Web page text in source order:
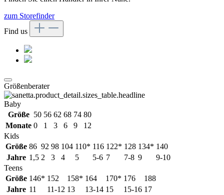
zum Storefinder
Find us
Größenberater
Baby
Größe 50 56 62 68 74 80
Monate 0 1 3 6 9
12
Kids
Größe 86 92 98 104 110* 116 122* 128 134* 140
Jahre 1,5 2 3 4 5 5-6 7 7-8 9
9-10
Teens
Größe 146* 152 158* 164 170* 176
188
Jahre 11 11-12 13 13-14 15 15-16 17